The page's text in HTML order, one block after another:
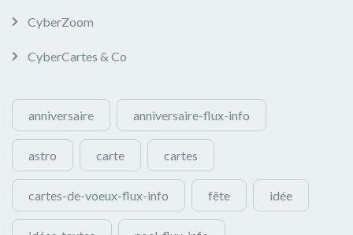
CyberZoom
CyberCartes & Co
anniversaire anniversaire-flux-info
astro carte cartes
cartes-de-voeux-flux-info fête idée